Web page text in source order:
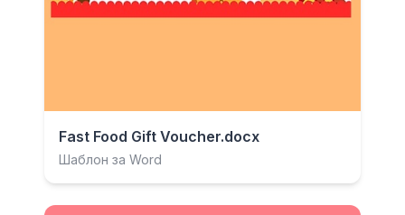
Fast Food Gift Voucher.docx
Шаблон за Word